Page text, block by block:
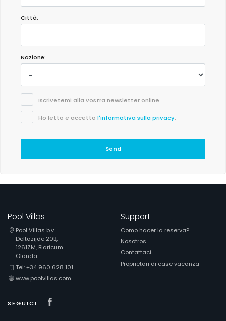
Città:
Nazione:
Iscrivetemi alla vostra newsletter online.
Ho letto e accetto l'informativa sulla privacy.
Send
Pool Villas
Pool Villas b.v.
Deltazijde 20B,
1261ZM, Blaricum
Olanda
Tel: +34 960 628 101
www.poolvillas.com
SEGUICI
Support
Como hacer la reserva?
Nosotros
Contattaci
Proprietari di case vacanza